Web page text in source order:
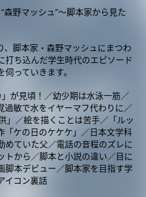
野マッシュ”〜脚本家から見た
、脚本家・森野マッシュにまつわ
打ち込んだ学生時代のエピソード
っていきます。
が見頃！／幼少期は水泳一筋／
過敏で水をイヤーマフ代わりに／
」／絵を描くことは苦手／「ルッ
「ケの日のケケケ」／日本文学科
めていた父／電話の音程のズレに
トから／脚本と小説の違い／目に
脚本デビュー／脚本家を目指す学
イコン裏話